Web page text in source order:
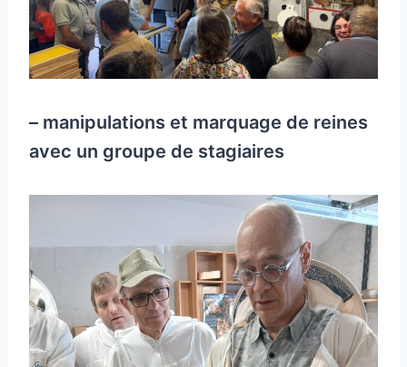
– manipulations et marquage de reines
avec un groupe de stagiaires